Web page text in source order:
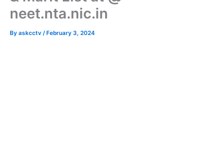
neet.nta.nic.in
By askcctv /February 3, 2024